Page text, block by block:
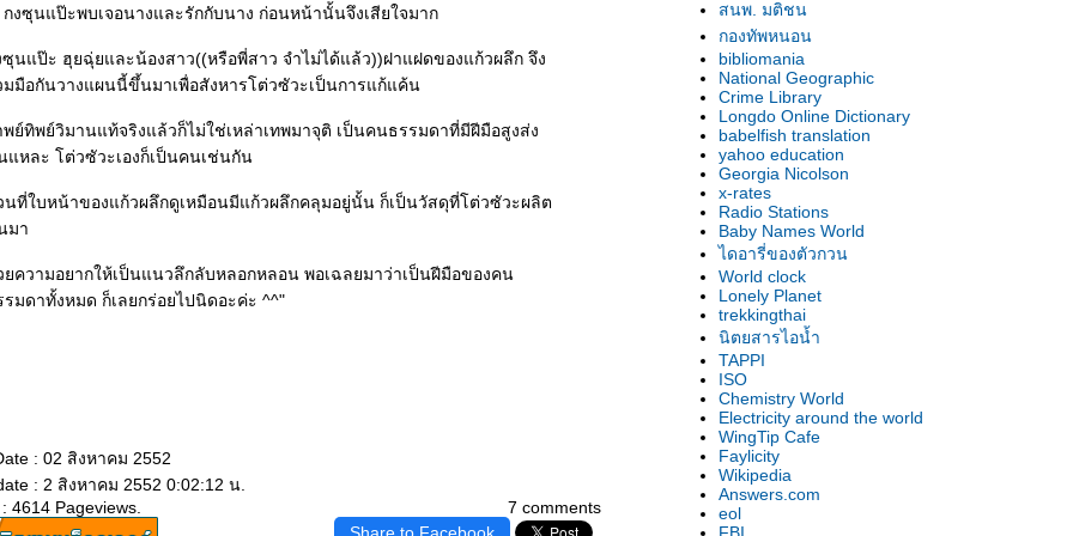
กงซุนแป๊ะพบเจอนางและรักกับนาง ก่อนหน้านั้นจึงเสียใจมาก
ซุนแป๊ะ ฮุยฉุ่ยและน้องสาว((หรือพี่สาว จำไม่ได้แล้ว))ฝาแฝดของแก้วผลึก จึง
มมือกันวางแผนนี้ขึ้นมาเพื่อสังหารโต่วซัวะเป็นการแก้แค้น
พย์ทิพย์วิมานแท้จริงแล้วก็ไม่ใช่เหล่าเทพมาจุติ เป็นคนธรรมดาที่มีฝีมือสูงส่ง
แหละ โต่วซัวะเองก็เป็นคนเช่นกัน
นที่ใบหน้าของแก้วผลึกดูเหมือนมีแก้วผลึกคลุมอยู่นั้น ก็เป็นวัสดุที่โต่วซัวะผลิต
มา
ยความอยากให้เป็นแนวลึกลับหลอกหลอน พอเฉลยมาว่าเป็นฝีมือของคน
รมดาทั้งหมด ก็เลยกร่อยไปนิดอะค่ะ ^^"
: 02 สิงหาคม 2552
: 2 สิงหาคม 2552 0:02:12 น.
7 comments
4614 Pageviews.
สนพ. มติชน
กองทัพหนอน
bibliomania
National Geographic
Crime Library
Longdo Online Dictionary
babelfish translation
yahoo education
Georgia Nicolson
x-rates
Radio Stations
Baby Names World
ไดอารี่ของตัวกวน
World clock
Lonely Planet
trekkingthai
นิตยสารไอน้ำ
TAPPI
ISO
Chemistry World
Electricity around the world
WingTip Cafe
Faylicity
Wikipedia
Answers.com
eol